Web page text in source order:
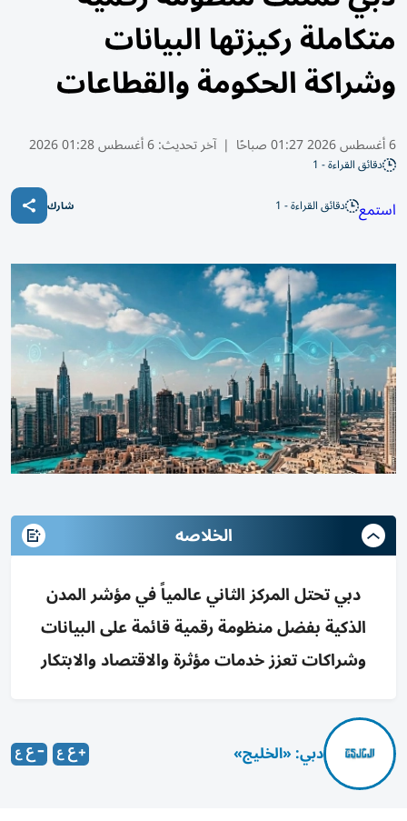
متكاملة ركيزتها البيانات
وشراكة الحكومة والقطاعات
6 أغسطس 2026 01:27 صباحًا | آخر تحديث:6 أغسطس 01:28 2026
دقائق القراءة - 1
استمع دقائق القراءة - 1 شارك
الخلاصه
دبي تحتل المركز الثاني عالمياً في مؤشر المدن
الذكية بفضل منظومة رقمية قائمة على البيانات
وشراكات تعزز خدمات مؤثرة والاقتصاد والابتكار
دبي: «الخليج»